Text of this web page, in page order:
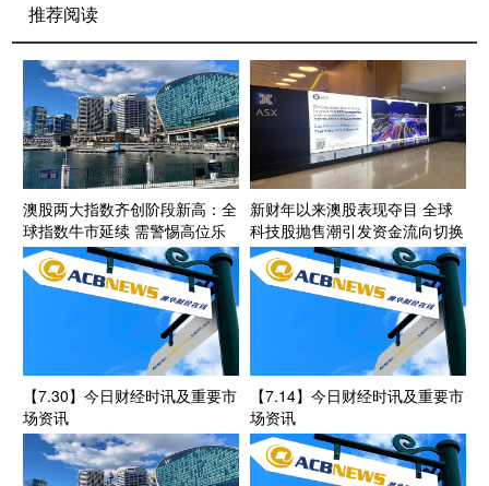
推荐阅读
澳股两大指数齐创阶段新高：全
球指数牛市延续 需警惕高位乐
观麻痹和AI概念股短期冲高后回
落风险
新财年以来澳股表现夺目 全球
科技股抛售潮引发资金流向切换
【7.30】今日财经时讯及重要市
场资讯
【7.14】今日财经时讯及重要市
场资讯